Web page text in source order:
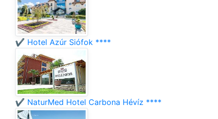
✔️ Hotel Azúr Siófok ****
✔️ NaturMed Hotel Carbona Hévíz ****